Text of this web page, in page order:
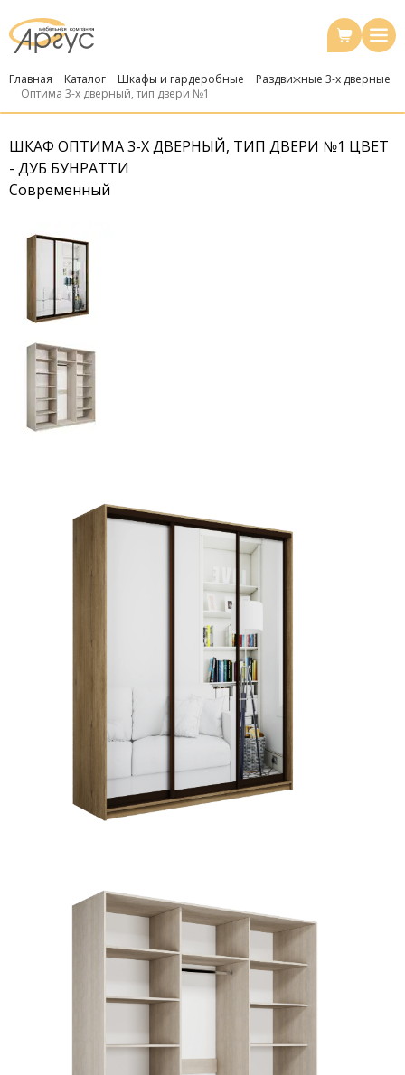
Главная Каталог Шкафы и гардеробные
Раздвижные 3-х дверные
Оптима 3-х дверный, тип двери №1
ШКАФ ОПТИМА 3-Х ДВЕРНЫЙ, ТИП ДВЕРИ №1 ЦВЕТ
- ДУБ БУНРАТТИ
Современный